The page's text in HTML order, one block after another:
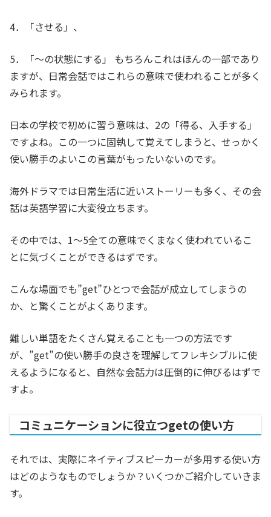
4．「させる」、
5．「～の状態にする」 もちろんこれはほんの一部であり
ますが、日常会話ではこれらの意味で使われることが多く
みられます。
日本の学校で初めに習う意味は、2の「得る、入手する」
ですよね。この一つに固執して覚えてしまうと、せっかく
使い勝手のよいこの言葉がもったいないのです。
海外ドラマでは日常生活に近いストーリーも多く、その会
話は英語学習に大変役立ちます。
その中では、1～5全ての意味でくまなく使われているこ
とに気づくことができるはずです。
こんな場面でも”get”ひとつで会話が成立してしまうの
か、と驚くことがよくあります。
難しい単語をたくさん覚えることも一つの方法です
が、”get”の使い勝手の良さを理解してフレキシブルに使
えるようになると、自然な会話力は圧倒的に伸びるはずで
すよ。
コミュニケーションに役立つgetの使い方
それでは、実際にネイティブスピーカーが多用する使い方
はどのようなものでしょうか？いくつかご紹介していきま
す。